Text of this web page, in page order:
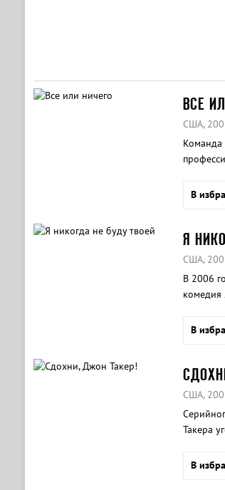
ВСЕ
США,
Команда
В
Я
США,
В 2006
комедия
В
США,
Такера
В